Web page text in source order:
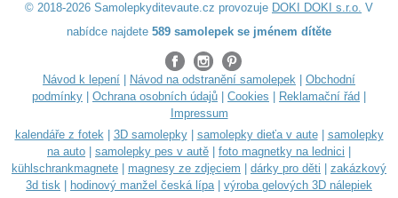
© 2018-2026 Samolepkyditevaute.cz provozuje DOKI DOKI s.r.o. V
nabídce najdete 589 samolepek se jménem dítěte
Návod k lepení Návod na odstranění samolepek
Obchodní
podmínky
Ochrana osobních údajů Cookies Reklamační řád
Impressum
kalendáře z fotek| 3D samolepky| samolepky dieťa v aute| samolepky
na auto
samolepky pes v autě foto magnetky na lednici
kühlschrankmagnete
magnesy ze zdjęciem dárky pro děti
zakázkový
3d tisk
hodinový manžel česká lípa| výroba gelových 3D nálepiek